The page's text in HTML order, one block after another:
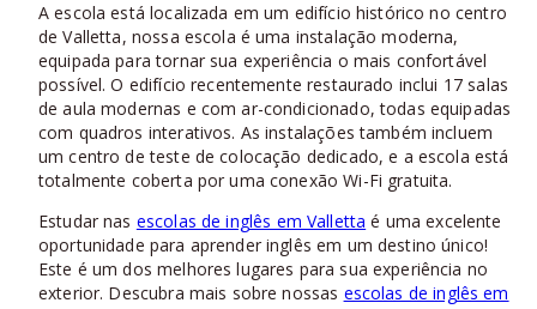
A escola está localizada em um edifício histórico no centro
de Valletta, nossa escola é uma instalação moderna,
equipada para tornar sua experiência o mais confortável
possível. O edifício recentemente restaurado inclui 17 salas
de aula modernas e com ar-condicionado, todas equipadas
com quadros interativos. As instalações também incluem
um centro de teste de colocação dedicado, e a escola está
totalmente coberta por uma conexão Wi-Fi gratuita.
Estudar nas escolas de inglês em Valletta é uma excelente
oportunidade para aprender inglês em um destino único!
Este é um dos melhores lugares para sua experiência no
exterior. Descubra mais sobre nossas escolas de inglês em